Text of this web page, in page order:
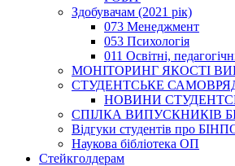
Здобувачам (2021 рік)
073 Менеджмент
053 Психологія
011 Освітні,
МОНІТОРИНГ ЯКОСТІ
СТУДЕНТСЬКЕ
НОВИНИ
СПІЛКА ВИПУСКНИКІВ
Відгуки студентів про
Наукова бібліотека ОП
Стейкголдерам